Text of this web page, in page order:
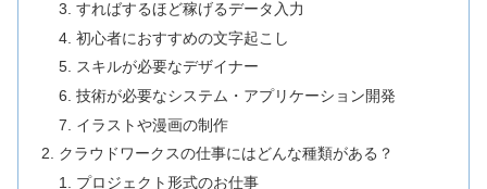
すればするほど稼げるデータ入力
初心者におすすめの文字起こし
スキルが必要なデザイナー
技術が必要なシステム・アプリケーション開発
イラストや漫画の制作
クラウドワークスの仕事にはどんな種類がある？
プロジェクト形式のお仕事